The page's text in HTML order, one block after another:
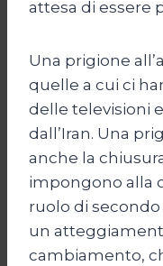
attesa di essere
Una prigione
quelle a cui ci
delle televisioni
dall’Iran. Una
anche la
impongono alla
ruolo di
un
cambiamento,